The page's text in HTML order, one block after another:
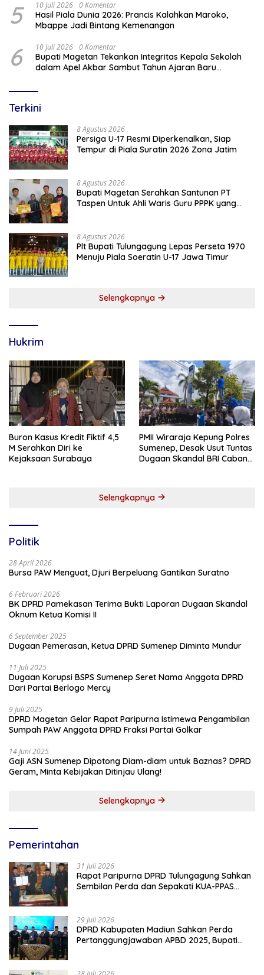
5 10 Juli 2026 0 Komentar
Hasil Piala Dunia 2026: Prancis Kalahkan Maroko,
Mbappe Jadi Bintang Kemenangan
6 10 Juli 2026 0 Komentar
Bupati Magetan Tekankan Integritas Kepala Sekolah
dalam Apel Akbar Sambut Tahun Ajaran Baru
Terkini
8 Agustus 2026
Persiga U-17 Resmi Diperkenalkan, Siap
Tempur di Piala Suratin 2026 Zona Jatim
8 Agustus 2026
Bupati Magetan Serahkan Santunan PT
Taspen Untuk Ahli Waris Guru PPPK yang
8 Agustus 2026
Plt Bupati Tulungagung Lepas Perseta 1970
Menuju Piala Soeratin U-17 Jawa Timur
Selengkapnya
Hukrim
Buron Kasus Kredit Fiktif 4,5
M Serahkan Diri ke
Kejaksaan Surabaya
PMII Wiraraja Kepung Polres
Sumenep, Desak Usut Tuntas
Dugaan Skandal BRI Cabang
Selengkapnya
Politik
28 April 2026
Bursa PAW Menguat, Djuri Berpeluang Gantikan Suratno
6 Februari 2026
BK DPRD Pamekasan Terima Bukti Laporan Dugaan Skandal
Oknum Ketua Komisi II
6 September 2025
Dugaan Pemerasan, Ketua DPRD Sumenep Diminta Mundur
11 Juli 2025
Dugaan Korupsi BSPS Sumenep Seret Nama Anggota DPRD
Dari Partai Berlogo Mercy
9 Juli 2025
DPRD Magetan Gelar Rapat Paripurna Istimewa Pengambilan
Sumpah PAW Anggota DPRD Fraksi Partai Golkar
14 Juni 2025
Gaji ASN Sumenep Dipotong Diam-diam untuk Baznas? DPRD
Geram, Minta Kebijakan Ditinjau Ulang!
Selengkapnya
Pemerintahan
31 Juli 2026
Rapat Paripurna DPRD Tulungagung Sahkan
Sembilan Perda dan Sepakati KUA-PPAS
29 Juli 2026
DPRD Kabupaten Madiun Sahkan Perda
Pertanggungjawaban APBD 2025, Bupati